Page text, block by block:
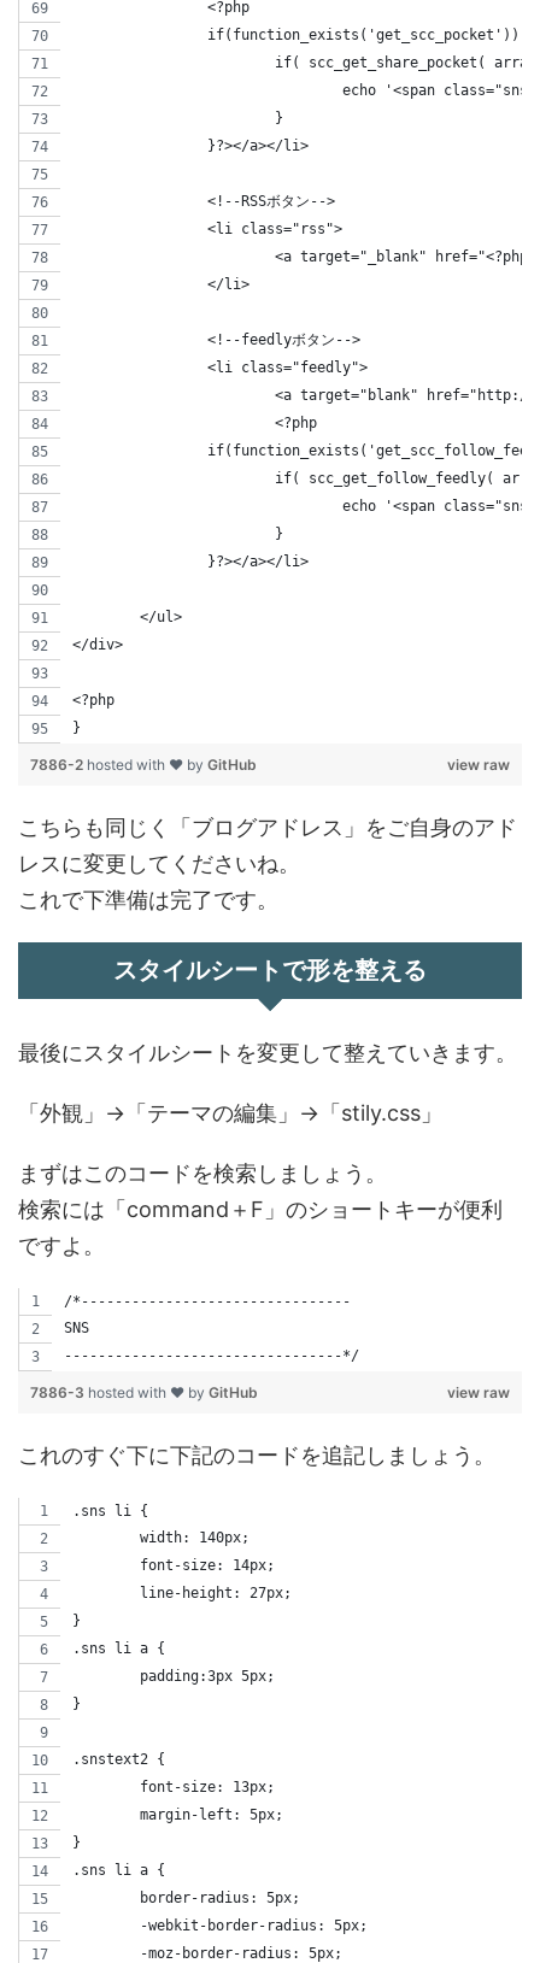
		<?php
if(function_exists('get_scc_pocket'))
if( scc_get_share_pocket(
echo '<span
			}
		}?></a></li>
		<!--RSSボタン-->
		<li class="rss">
<a target="_blank"
		</li>
		<!--feedlyボタン-->
		<li class="feedly">
<a target="blank"
			<?php
if( scc_get_follow_feedly(
echo '<span
			}
		}?></a></li>
	</ul>
<?php
}
view raw
7886-2 hosted with ❤ by GitHub
こちらも同じく「ブログアドレス」をご自身のアド
レスに変更してくださいね。
これで下準備は完了です。
スタイルシートで形を整える
最後にスタイルシートを変更して整えていきます。
「外観」→「テーマの編集」→「stily.css」
まずはこのコードを検索しましょう。
検索には「command＋F」のショートキーが便利
ですよ。
/*--------------------------------
SNS
---------------------------------*/
view raw
7886-3 hosted with ❤ by GitHub
これのすぐ下に下記のコードを追記しましょう。
.sns li {
	width: 140px;
	font-size: 14px;
	line-height: 27px;
}
.sns li a {
	padding:3px 5px;
}
.snstext2 {
	font-size: 13px;
	margin-left: 5px;
}
.sns li a {
	border-radius: 5px;
	-webkit-border-radius: 5px;
	-moz-border-radius: 5px;